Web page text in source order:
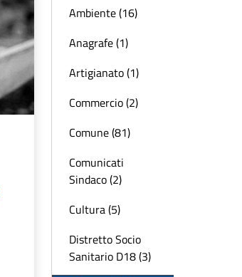
Ambiente (16)
Anagrafe (1)
Artigianato (1)
Commercio (2)
Comune (81)
Comunicati
Sindaco (2)
Cultura (5)
Distretto Socio
Sanitario D18 (3)